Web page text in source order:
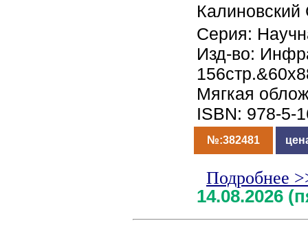
Серия:
Изд-во:
Мягкая
ISBN: 978-5-
№:382481
Подробнее
14.08.2026